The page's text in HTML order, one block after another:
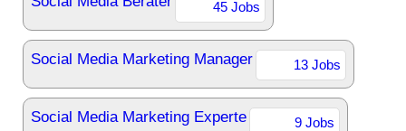
45 Jobs
Social Media Marketing Manager 13 Jobs
Social Media Marketing Experte 9 Jobs